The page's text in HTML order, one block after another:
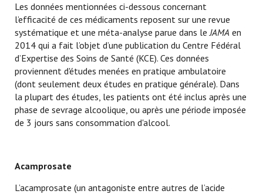
Les données mentionnées ci-dessous concernant
l’efficacité de ces médicaments reposent sur une revue
systématique et une méta-analyse parue dans leJAMA en
2014 qui a fait l’objet d’une publication du Centre Fédéral
d’Expertise des Soins de Santé (KCE). Ces données
proviennent d'études menées en pratique ambulatoire
(dont seulement deux études en pratique générale). Dans
la plupart des études, les patients ont été inclus après une
phase de sevrage alcoolique, ou après une période imposée
de 3 jours sans consommation d'alcool.
Acamprosate
L’acamprosate (un antagoniste entre autres de l’acide